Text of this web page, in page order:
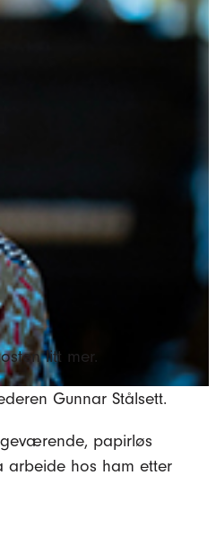
litt mer.
Gunnar Stålsett.
papirløs
arbeide hos ham etter